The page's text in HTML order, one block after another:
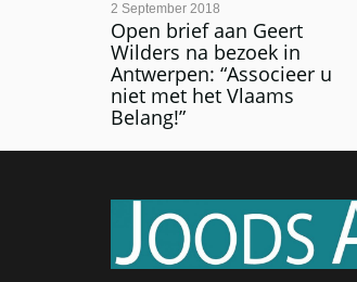
Open brief aan Geert
Wilders na bezoek in
Antwerpen: “Associeer u
niet met het Vlaams
Belang!”
2 September 2018